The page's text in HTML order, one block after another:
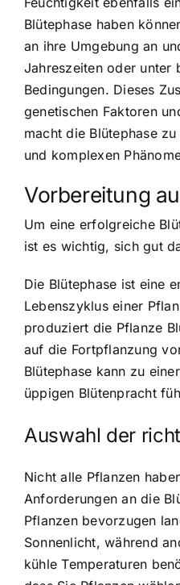
Blütephase haben
an ihre Umgebung an
Jahreszeiten oder unter
Bedingungen. Dieses
genetischen Faktoren
macht die Blütephase
und komplexen
Vorbereitung
Um eine erfolgreiche
ist es wichtig, sich gut
Die Blütephase ist eine
Lebenszyklus einer
produziert die Pflanze
auf die Fortpflanzung
Blütephase kann zu
üppigen Blütenpracht
Auswahl der
Nicht alle Pflanzen
Anforderungen an die
Pflanzen bevorzugen
Sonnenlicht, während
kühle Temperaturen